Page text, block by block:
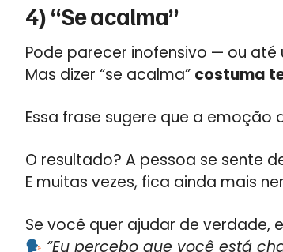
4) “Se acalma”
Pode parecer inofensivo — ou
Mas dizer “se acalma” costuma
Essa frase sugere que a
O resultado? A pessoa se sente
E muitas vezes, fica ainda mais
Se você quer ajudar de verdade,
“Eu percebo que você está